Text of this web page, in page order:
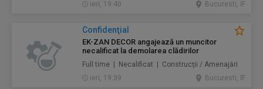
ieri, 19:40
Bucuresti, IF
Confidenţial
EK-ZAN DECOR angajează un muncitor
necalificat la demolarea clădirilor
Full time | Necalificat | Construcţii / Amenajări
ieri, 19:39
Bucuresti, IF